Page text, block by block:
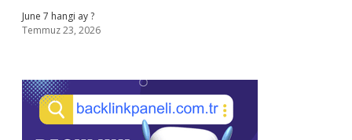
June 7 hangi ay ?
Temmuz 23, 2026